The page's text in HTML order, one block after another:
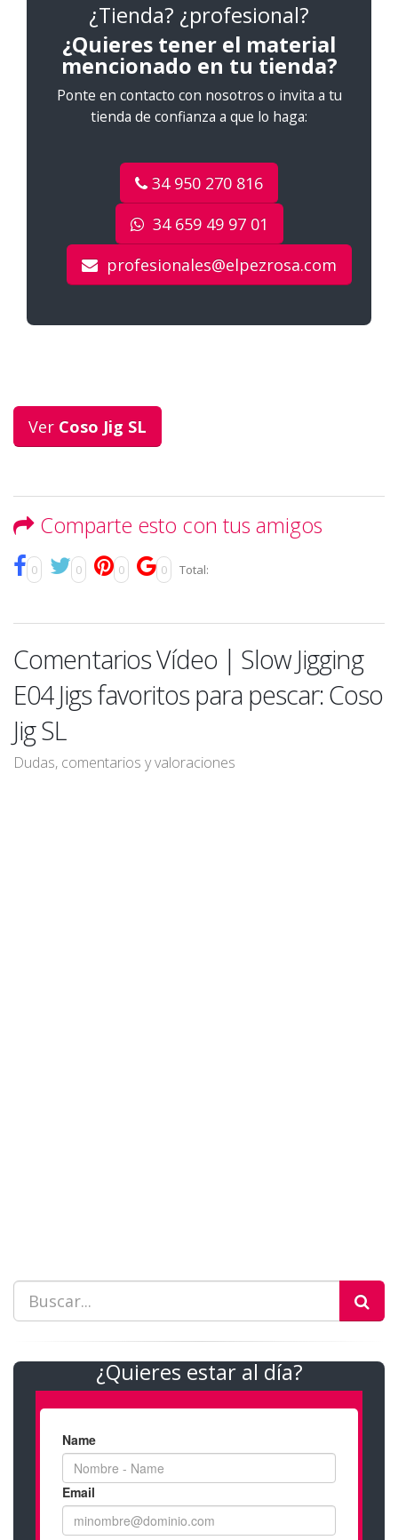
¿Tienda? ¿profesional?
¿Quieres tener el material
mencionado en tu tienda?
Ponte en contacto con nosotros o invita a tu
tienda de confianza a que lo haga:
34 950 270 816
34 659 49 97 01
profesionales@elpezrosa.com
Ver Coso Jig SL
Comparte esto con tus amigos
0 0 0 0 Total:
Comentarios Vídeo | Slow Jigging
E04 Jigs favoritos para pescar: Coso
Jig SL
Dudas, comentarios y valoraciones
¿Quieres estar al día?